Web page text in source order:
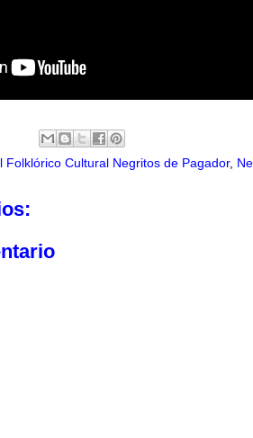
Folklórico Cultural Negritos de Pagador,